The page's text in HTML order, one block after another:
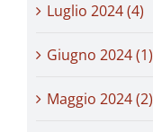
Luglio 2024 (4)
Giugno 2024 (1)
Maggio 2024 (2)